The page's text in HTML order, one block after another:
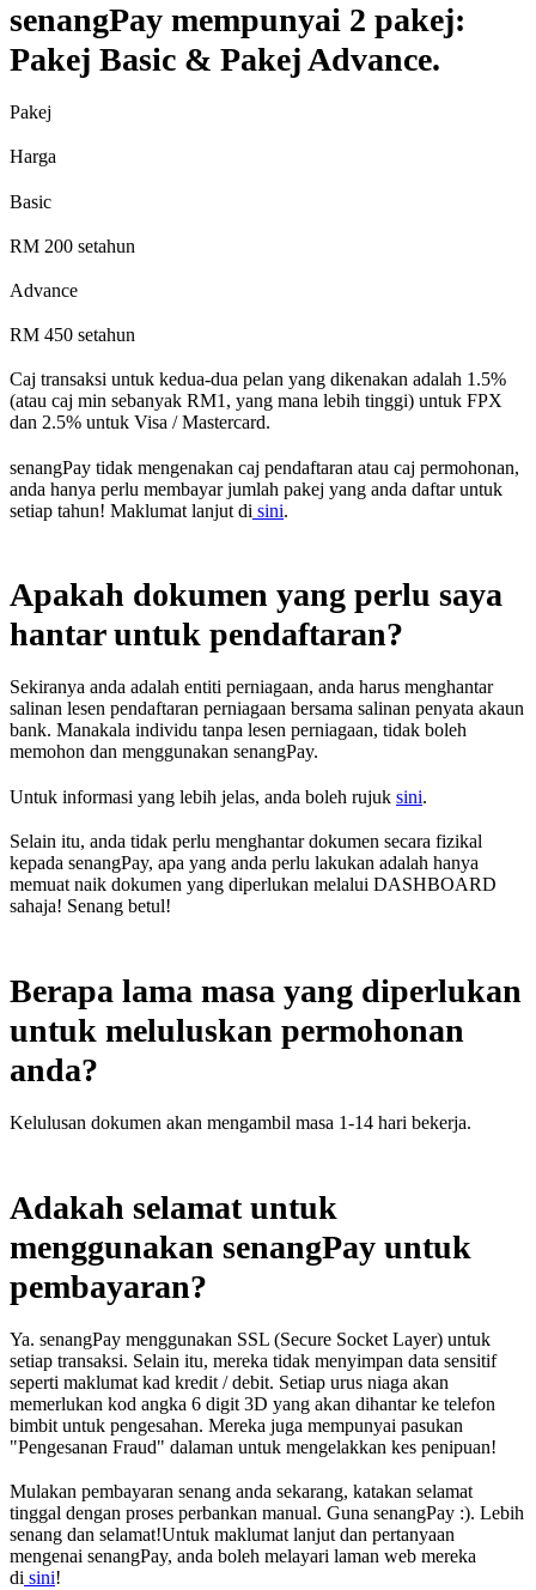
senangPay mempunyai 2 pakej:
Pakej Basic & Pakej Advance.
Pakej
Harga
Basic
RM 200 setahun
Advance
RM 450 setahun
Caj transaksi untuk kedua-dua pelan yang dikenakan adalah 1.5%
(atau caj min sebanyak RM1, yang mana lebih tinggi) untuk FPX
dan 2.5% untuk Visa / Mastercard.
senangPay tidak mengenakan caj pendaftaran atau caj permohonan,
anda hanya perlu membayar jumlah pakej yang anda daftar untuk
setiap tahun! Maklumat lanjut di sini.
Apakah dokumen yang perlu saya
hantar untuk pendaftaran?
Sekiranya anda adalah entiti perniagaan, anda harus menghantar
salinan lesen pendaftaran perniagaan bersama salinan penyata akaun
bank. Manakala individu tanpa lesen perniagaan, tidak boleh
memohon dan menggunakan senangPay.
Untuk informasi yang lebih jelas, anda boleh rujuk sini.
Selain itu, anda tidak perlu menghantar dokumen secara fizikal
kepada senangPay, apa yang anda perlu lakukan adalah hanya
memuat naik dokumen yang diperlukan melalui DASHBOARD
sahaja! Senang betul!
Berapa lama masa yang diperlukan
untuk meluluskan permohonan
anda?
Kelulusan dokumen akan mengambil masa 1-14 hari bekerja.
Adakah selamat untuk
menggunakan senangPay untuk
pembayaran?
Ya. senangPay menggunakan SSL (Secure Socket Layer) untuk
setiap transaksi. Selain itu, mereka tidak menyimpan data sensitif
seperti maklumat kad kredit / debit. Setiap urus niaga akan
memerlukan kod angka 6 digit 3D yang akan dihantar ke telefon
bimbit untuk pengesahan. Mereka juga mempunyai pasukan
"Pengesanan Fraud" dalaman untuk mengelakkan kes penipuan!
Mulakan pembayaran senang anda sekarang, katakan selamat
tinggal dengan proses perbankan manual. Guna senangPay :). Lebih
senang dan selamat!Untuk maklumat lanjut dan pertanyaan
mengenai senangPay, anda boleh melayari laman web mereka
di sini!